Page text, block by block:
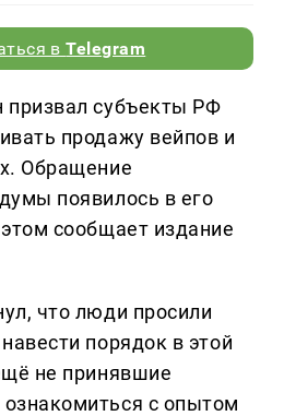
вTelegram
призвал субъекты РФ
продажу вейпов и
Обращение
появилось в его
сообщает издание
что люди просили
порядок в этой
не принявшие
с опытом